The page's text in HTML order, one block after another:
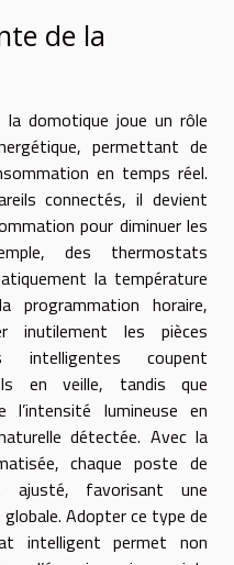
de la
domotique joue un rôle
permettant de
en temps réel.
connectés, il devient
pour diminuer les
des thermostats
la température
horaire,
inutilement les pièces
intelligentes coupent
en veille, tandis que
l’intensité lumineuse en
détectée. Avec la
chaque poste de
ajusté, favorisant une
Adopter ce type de
intelligent permet non